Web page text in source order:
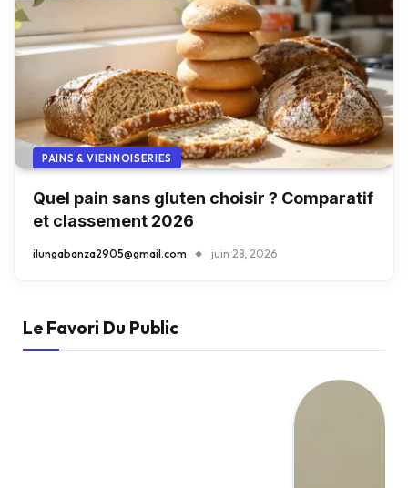
PAINS & VIENNOISERIES
Quel pain sans gluten choisir ? Comparatif
et classement 2026
ilungabanza2905@gmail.com juin 28, 2026
Le Favori Du Public